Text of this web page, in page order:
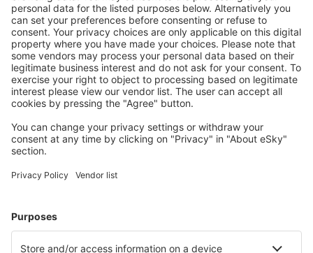
Rezervare fără griji cu opțiune gratuită de anulare.
Economiseşte mai mult
Prețuri atractive și oferte speciale pentru utilizatorii
conectați.
Alege din peste 1,3 mil. de opţiuni: hoteluri, cabane,
apartamente și altele.
Cazare în Franţa - Orașe populare